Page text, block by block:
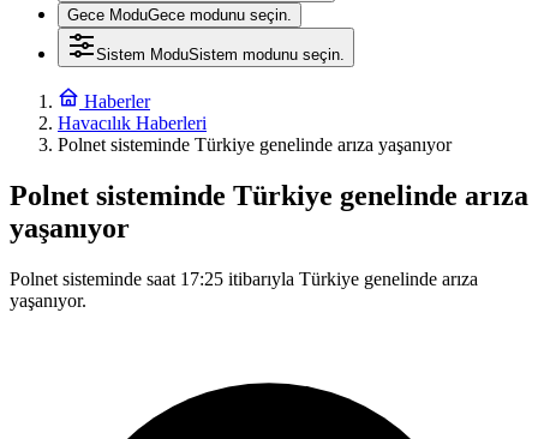
Gece ModuGece modunu seçin.
Sistem ModuSistem modunu seçin.
Haberler
Havacılık Haberleri
Polnet sisteminde Türkiye genelinde arıza yaşanıyor
Polnet sisteminde Türkiye genelinde arıza
yaşanıyor
Polnet sisteminde saat 17:25 itibarıyla Türkiye genelinde arıza
yaşanıyor.